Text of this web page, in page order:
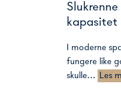
kapasitet
I moderne
fungere like
skulle…
Les